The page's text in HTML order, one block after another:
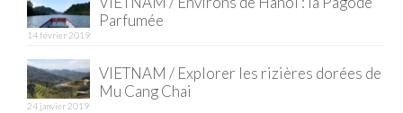
Mu Cang Chai
Quy Nhon
Parfumée
14 février 2019
VIETNAM / Explorer les rizières dorées de
Mu Cang Chai
24 janvier 2019